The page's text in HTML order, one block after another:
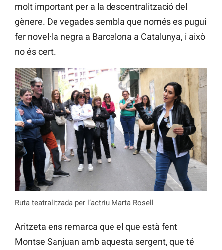
molt important per a la descentralització del
gènere. De vegades sembla que només es pugui
fer novel·la negra a Barcelona a Catalunya, i això
no és cert.
Ruta teatralitzada per l’actriu Marta Rosell
Aritzeta ens remarca que el que està fent
Montse Sanjuan amb aquesta sergent, que té